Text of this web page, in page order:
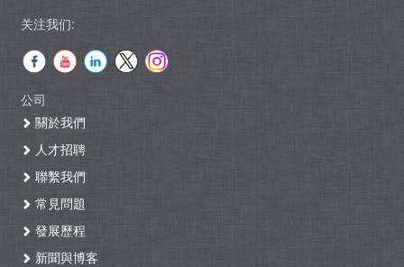
关注我们:
公司
關於我們
人才招聘
聯繫我們
常見問題
發展歷程
新聞與博客